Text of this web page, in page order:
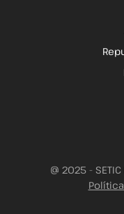
@ 2025 - SETIC